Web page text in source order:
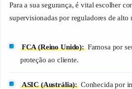
Para a sua segurança, é vital escolher
supervisionadas por reguladores de alto
FCA (Reino Unido):Famosa por
proteção ao cliente.
ASIC (Austrália): Conhecida por